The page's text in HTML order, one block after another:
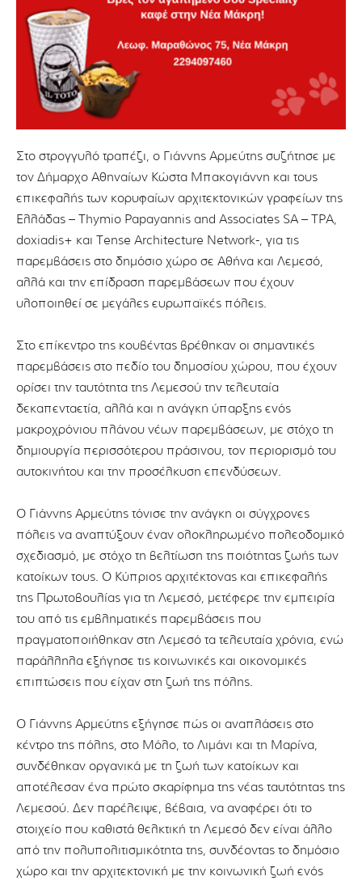
Στο στρογγυλό τραπέζι, o Γιάννης Αρμεύτης συζήτησε με
τον Δήμαρχο Αθηναίων Κώστα Μπακογιάννη και τους
επικεφαλής των κορυφαίων αρχιτεκτονικών γραφείων της
Ελλάδας – Thymio Papayannis and Associates SA – TPA,
doxiadis+ και Tense Architecture Network-, για τις
παρεμβάσεις στο δημόσιο χώρο σε Αθήνα και Λεμεσό,
αλλά και την επίδραση παρεμβάσεων που έχουν
υλοποιηθεί σε μεγάλες ευρωπαϊκές πόλεις.
Στο επίκεντρο της κουβέντας βρέθηκαν οι σημαντικές
παρεμβάσεις στο πεδίο του δημοσίου χώρου, που έχουν
ορίσει την ταυτότητα της Λεμεσού την τελευταία
δεκαπενταετία, αλλά και η ανάγκη ύπαρξης ενός
μακροχρόνιου πλάνου νέων παρεμβάσεων, με στόχο τη
δημιουργία περισσότερου πράσινου, τον περιορισμό του
αυτοκινήτου και την προσέλκυση επενδύσεων.
Ο Γιάννης Αρμεύτης τόνισε την ανάγκη οι σύγχρονες
πόλεις να αναπτύξουν έναν ολοκληρωμένο πολεοδομικό
σχεδιασμό, με στόχο τη βελτίωση της ποιότητας ζωής των
κατοίκων τους. Ο Κύπριος αρχιτέκτονας και επικεφαλής
της Πρωτοβουλίας για τη Λεμεσό, μετέφερε την εμπειρία
του από τις εμβληματικές παρεμβάσεις που
πραγματοποιήθηκαν στη Λεμεσό τα τελευταία χρόνια, ενώ
παράλληλα εξήγησε τις κοινωνικές και οικονομικές
επιπτώσεις που είχαν στη ζωή της πόλης.
Ο Γιάννης Αρμεύτης εξήγησε πώς οι αναπλάσεις στο
κέντρο της πόλης, στο Μόλο, το Λιμάνι και τη Μαρίνα,
συνδέθηκαν οργανικά με τη ζωή των κατοίκων και
αποτέλεσαν ένα πρώτο σκαρίφημα της νέας ταυτότητας της
Λεμεσού. Δεν παρέλειψε, βέβαια, να αναφέρει ότι το
στοιχείο που καθιστά θελκτική τη Λεμεσό δεν είναι άλλο
από την πολυπολιτισμικότητα της, συνδέοντας το δημόσιο
χώρο και την αρχιτεκτονική με την κοινωνική ζωή ενός